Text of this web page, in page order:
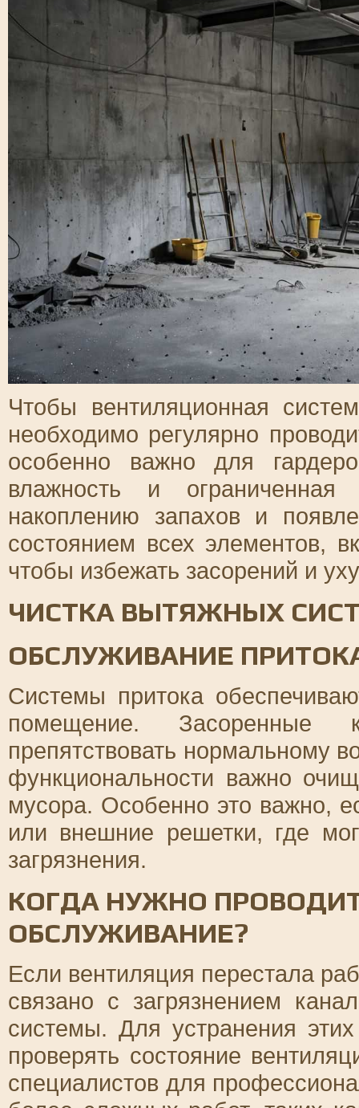
Чтобы вентиляционная
необходимо регулярно
особенно важно для
влажность и
накоплению запахов и
состоянием всех элементов,
чтобы избежать засорений и
ЧИСТКА ВЫТЯЖНЫХ
ОБСЛУЖИВАНИЕ
Системы притока
помещение.
препятствовать нормальному
функциональности важно
мусора. Особенно это важно,
или внешние решетки, где
загрязнения.
КОГДА НУЖНО
ОБСЛУЖИВАНИЕ?
Если вентиляция перестала
связано с загрязнением
системы. Для устранения
проверять состояние
специалистов для